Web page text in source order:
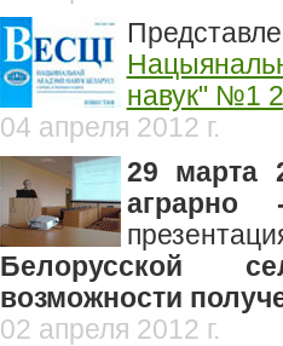
навук" №1
04 апреля 2012 г.
29 марта
аграрно
Белорусской
возможности
02 апреля 2012 г.